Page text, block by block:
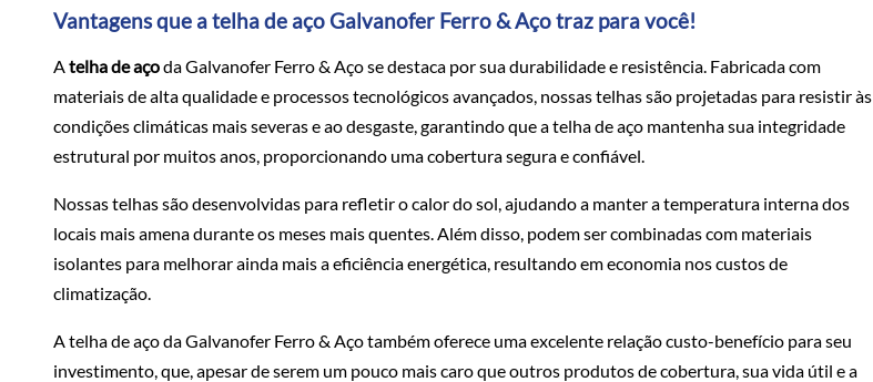
Vantagens que a telha de aço Galvanofer Ferro & Aço traz para você!
Atelha de açoda Galvanofer Ferro & Aço se destaca por sua durabilidade e resistência. Fabricada com
materiais de alta qualidade e processos tecnológicos avançados, nossas telhas são projetadas para resistir às
condições climáticas mais severas e ao desgaste, garantindo que a telha de aço mantenha sua integridade
estrutural por muitos anos, proporcionando uma cobertura segura e confiável.
Nossas telhas são desenvolvidas para refletir o calor do sol, ajudando a manter a temperatura interna dos
locais mais amena durante os meses mais quentes. Além disso, podem ser combinadas com materiais
isolantes para melhorar ainda mais a eficiência energética, resultando em economia nos custos de
climatização.
A telha de aço da Galvanofer Ferro & Aço também oferece uma excelente relação custo-benefício para seu
investimento, que, apesar de serem um pouco mais caro que outros produtos de cobertura, sua vida útil e a